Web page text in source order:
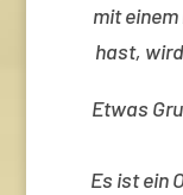
mit
hast,
Etwas
Es ist ein